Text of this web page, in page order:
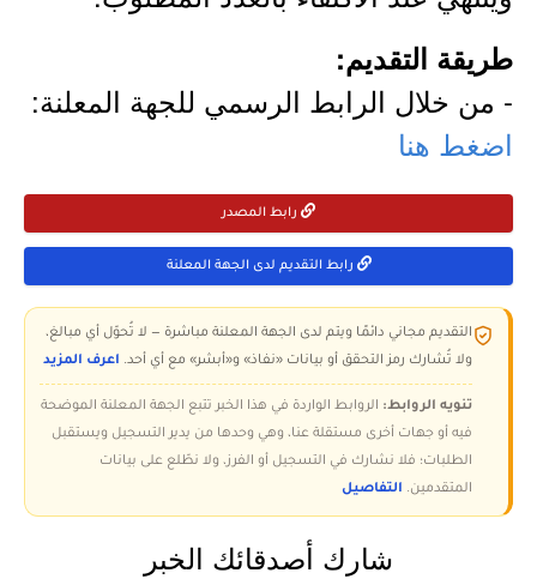
طريقة التقديم:
- من خلال الرابط الرسمي للجهة المعلنة:
اضغط هنا
رابط المصدر
رابط التقديم لدى الجهة المعلنة
التقديم مجاني دائمًا ويتم لدى الجهة المعلنة مباشرة — لا تُحوّل أي مبالغ،
ولا تُشارك رمز التحقق أو بيانات «نفاذ» و«أبشر» مع أي أحد. اعرف المزيد
تنويه الروابط: الروابط الواردة في هذا الخبر تتبع الجهة المعلنة الموضحة
فيه أو جهات أخرى مستقلة عنا، وهي وحدها من يدير التسجيل ويستقبل
الطلبات؛ فلا نشارك في التسجيل أو الفرز، ولا نطّلع على بيانات
المتقدمين. التفاصيل
شارك أصدقائك الخبر